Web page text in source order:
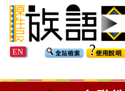
EN